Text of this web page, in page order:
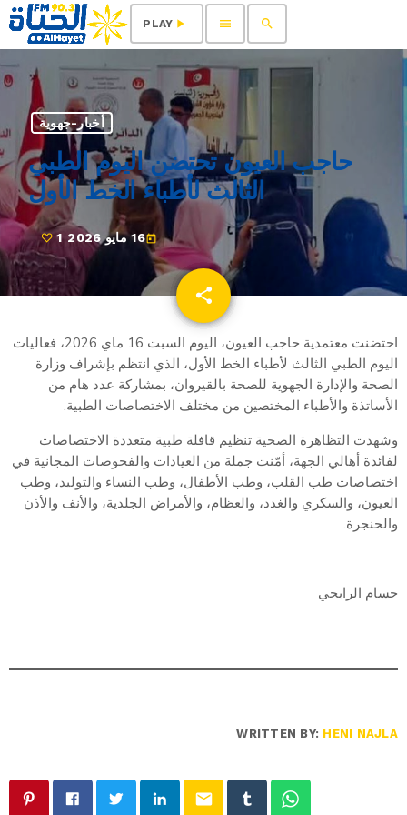
search
menu
play_arrow
PLAY
أخبار-جهوية
حاجب العيون تحتضن اليوم الطبي
الثالث لأطباء الخط الأول
today16 مايو 2026 1
share
email
احتضنت معتمدية حاجب العيون، اليوم السبت 16 ماي 2026، فعاليات
اليوم الطبي الثالث لأطباء الخط الأول، الذي انتظم بإشراف وزارة
الصحة والإدارة الجهوية للصحة بالقيروان، بمشاركة عدد هام من
الأساتذة والأطباء المختصين من مختلف الاختصاصات الطبية.
وشهدت التظاهرة الصحية تنظيم قافلة طبية متعددة الاختصاصات
لفائدة أهالي الجهة، أمّنت جملة من العيادات والفحوصات المجانية في
اختصاصات طب القلب، وطب الأطفال، وطب النساء والتوليد، وطب
العيون، والسكري والغدد، والعظام، والأمراض الجلدية، والأنف والأذن
والحنجرة.
حسام الرابحي
WRITTEN BY: HENI NAJLA
email